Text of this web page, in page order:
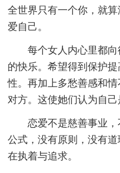
全世界只有一个你，就
爱自己。
每个女人内心里都
的快乐。希望得到保护
性。再加上多愁善感和
对方。这使她们认为自己
恋爱不是慈善事业
公式，没有原则，没有
在执着与追求。